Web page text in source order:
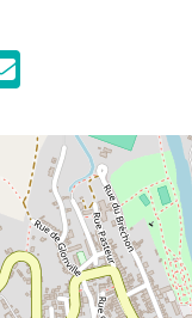
diese
als ein
in Deneuvre
Säule fand.
der wichtigsten